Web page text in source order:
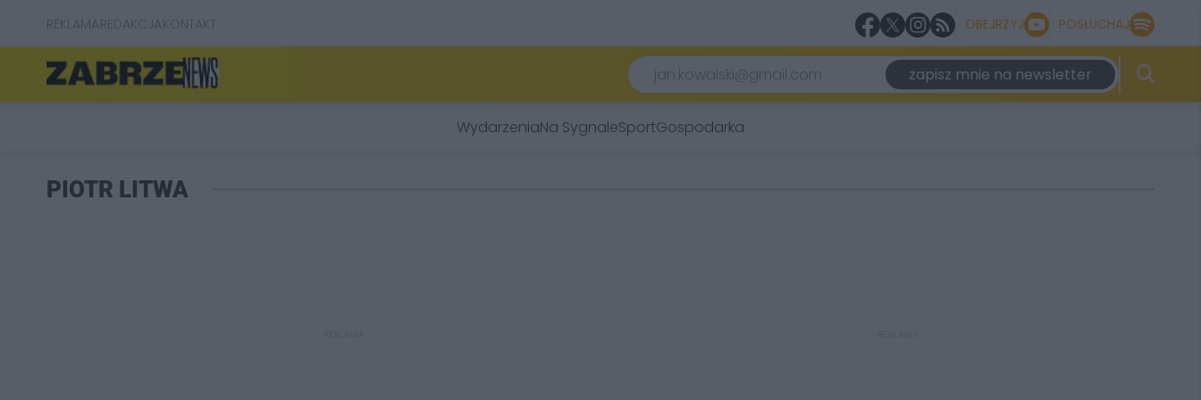
REKLAMAREDAKCJAKONTAKT OBEJRZYJ POSŁUCHAJ
zapisz mnie na newsletter
WydarzeniaNa SygnaleSportGospodarka
PIOTR LITWA